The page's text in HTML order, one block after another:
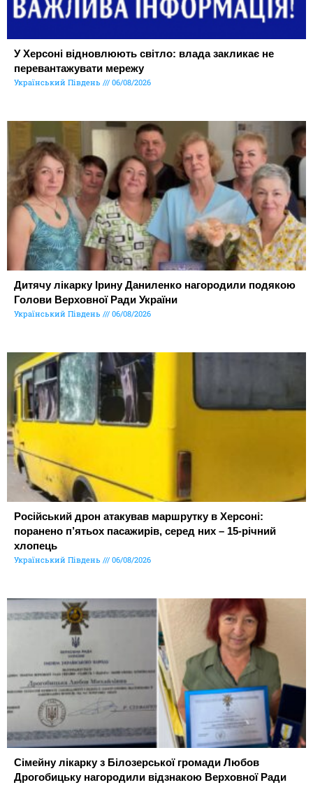
У Херсоні відновлюють світло: влада закликає не
перевантажувати мережу
Український Південь 06/08/2026
Дитячу лікарку Ірину Даниленко нагородили подякою
Голови Верховної Ради України
Український Південь 06/08/2026
Російський дрон атакував маршрутку в Херсоні:
поранено п’ятьох пасажирів, серед них – 15-річний
хлопець
Український Південь 06/08/2026
Сімейну лікарку з Білозерської громади Любов
Дрогобицьку нагородили відзнакою Верховної Ради